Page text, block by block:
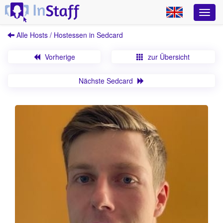
Alle Hosts / Hostessen in Sedcard
Vorherige zur Übersicht
Nächste Sedcard